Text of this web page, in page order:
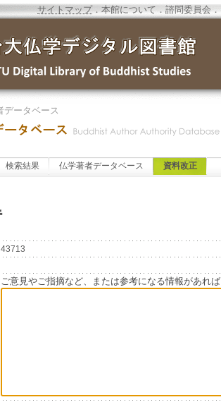
サイトマップ．本館について ．諮問委員会 ．
データベース
検索結果 仏学著者データベース 資料改正
43713
ご意見やご指摘など、または参考になる情報があれ